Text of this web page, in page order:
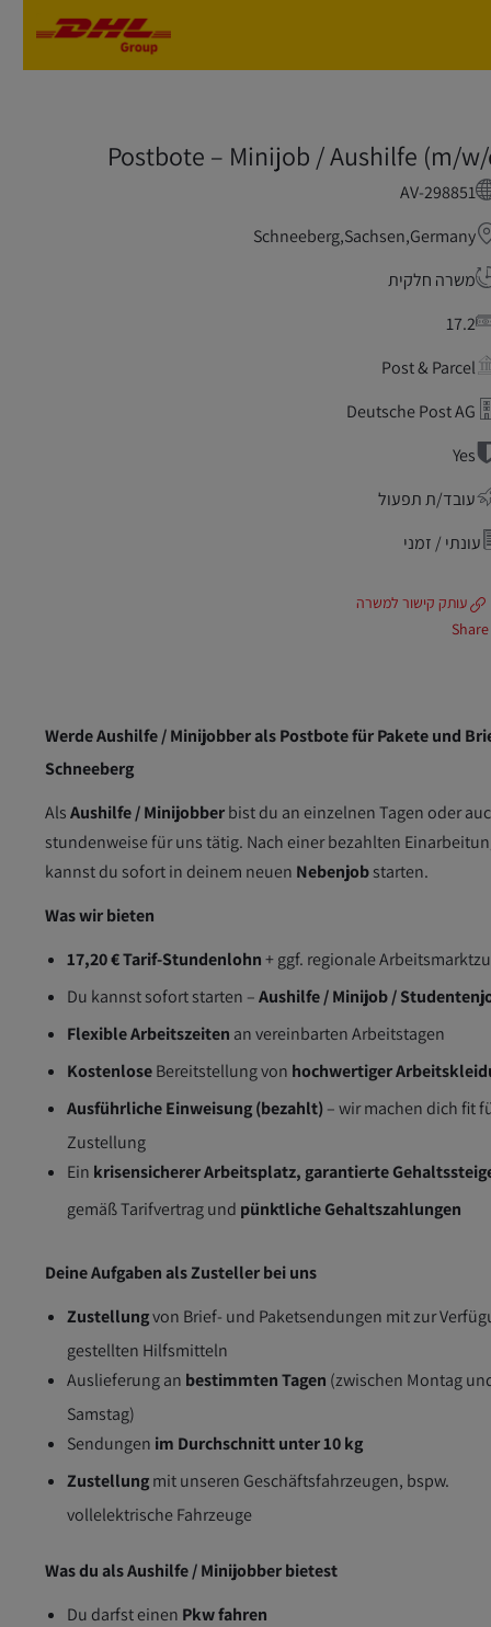
Postbote – Minijob / Aushilfe (m/
AV-298851
Schneeberg,Sachsen,Germany
משרה חלקית
17.2
Post & Parcel
Deutsche Post AG
Yes
עובד/ת תפעול
עונתי / זמני
עותק קישור למשרה
Share
Werde Aushilfe / Minijobber als Postbote für Pakete und
Schneeberg
AlsAushilfe / Minijobberbist du an einzelnen Tagen oder
stundenweise für uns tätig. Nach einer bezahlten
kannst du sofort in deinem neuen Nebenjobstarten.
Was wir bieten
17,20 € Tarif-Stundenlohn+ ggf. regionale
Du kannst sofort starten –Aushilfe / Minijob /
Flexible Arbeitszeiten an vereinbarten Arbeitstagen
KostenloseBereitstellung von hochwertiger
Ausführliche Einweisung (bezahlt) – wir machen dich fit
Zustellung
Ein krisensicherer Arbeitsplatz, garantierte
gemäß Tarifvertrag und pünktliche Gehaltszahlungen
Deine Aufgaben als Zusteller bei uns
Zustellungvon Brief- und Paketsendungen mit zur
gestellten Hilfsmitteln
Auslieferung an bestimmten Tagen (zwischen Montag
Samstag)
Sendungen im Durchschnitt unter 10 kg
Zustellungmit unseren Geschäftsfahrzeugen, bspw.
vollelektrische Fahrzeuge
Was du als Aushilfe / Minijobber bietest
Du darfst einen Pkw fahren